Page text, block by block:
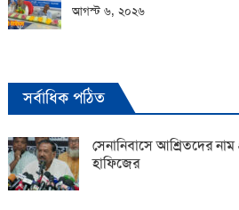
আগস্ট ৬, ২০২৬
সর্বাধিক পঠিত
সেনানিবাসে আশ্রিতদের
হাফিজের